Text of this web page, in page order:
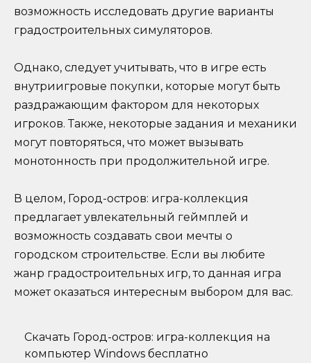
возможность исследовать другие варианты
градостроительных симуляторов.
Однако, следует учитывать, что в игре есть
внутриигровые покупки, которые могут быть
раздражающим фактором для некоторых
игроков. Также, некоторые задания и механики
могут повторяться, что может вызывать
монотонность при продолжительной игре.
В целом, Город-остров: игра-коллекция
предлагает увлекательный геймплей и
возможность создавать свои мечты о
городском строительстве. Если вы любите
жанр градостроительных игр, то данная игра
может оказаться интересным выбором для вас.
Скачать Город-остров: игра-коллекция на
компьютер Windows бесплатно